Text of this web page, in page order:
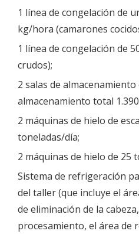
1 línea de congelación de
kg/hora (camarones
1 línea de congelación de
crudos);
2 salas de
almacenamiento total
2 máquinas de hielo de
toneladas/día;
2 máquinas de hielo de 25
Sistema de refrigeración
del taller (que incluye el
de eliminación de la
procesamiento, el área de